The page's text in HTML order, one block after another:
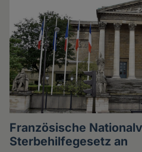
Französische
Sterbehilfegesetz an